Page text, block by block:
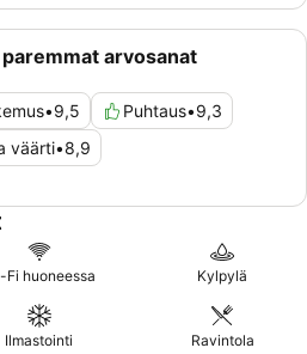
arvosanat
•9,5 Puhtaus•9,3
väärti•8,9
Fi huoneessa Kylpylä
Ilmastointi Ravintola